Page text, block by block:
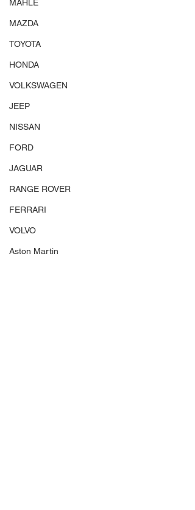
MAHLE
MAZDA
TOYOTA
HONDA
VOLKSWAGEN
JEEP
NISSAN
FORD
JAGUAR
RANGE ROVER
FERRARI
VOLVO
Aston Martin